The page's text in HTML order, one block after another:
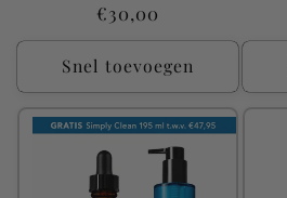
Normale
prijs
€30,00
Snel toevoegen